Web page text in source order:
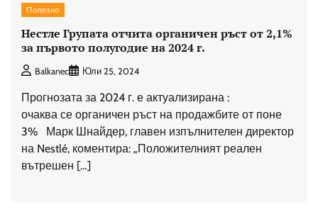
Полезно
Нестле Групата отчита органичен ръст от 2,1%
за първото полугодие на 2024 г.
Balkanec Юли 25, 2024
Прогнозата за 2024 г. е актуализирана :
очаква се органичен ръст на продажбите от поне
3% Марк Шнайдер, главен изпълнителен директор
на Nestlé, коментира: „Положителният реален
вътрешен […]